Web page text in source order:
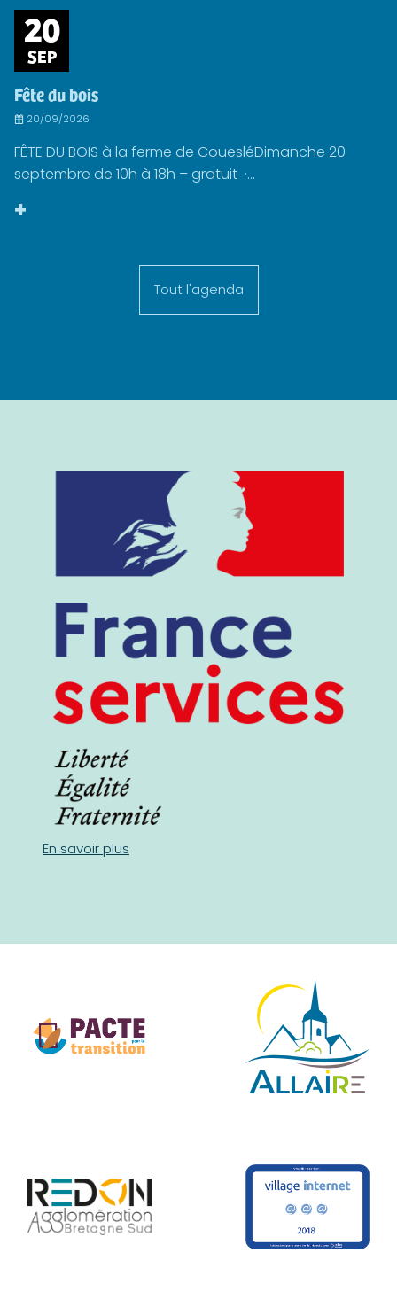
20
SEP
Fête du bois
20/09/2026
FÊTE DU BOIS à la ferme de CouesléDimanche 20
septembre de 10h à 18h – gratuit ·...
+
Tout l'agenda
En savoir plus